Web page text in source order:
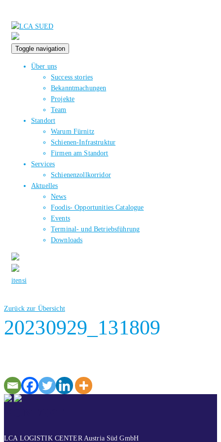
Toggle navigation
Über uns
Success stories
Bekanntmachungen
Projekte
Team
Standort
Warum Fürnitz
Schienen-Infrastruktur
Firmen am Standort
Services
Schienenzollkorridor
Aktuelles
News
Foodis- Opportunities Catalogue
Events
Terminal- und Betriebsführung
Downloads
itensi
Zurück zur Übersicht
20230929_131809
LCA LOGISTIK CENTER Austria Süd GmbH